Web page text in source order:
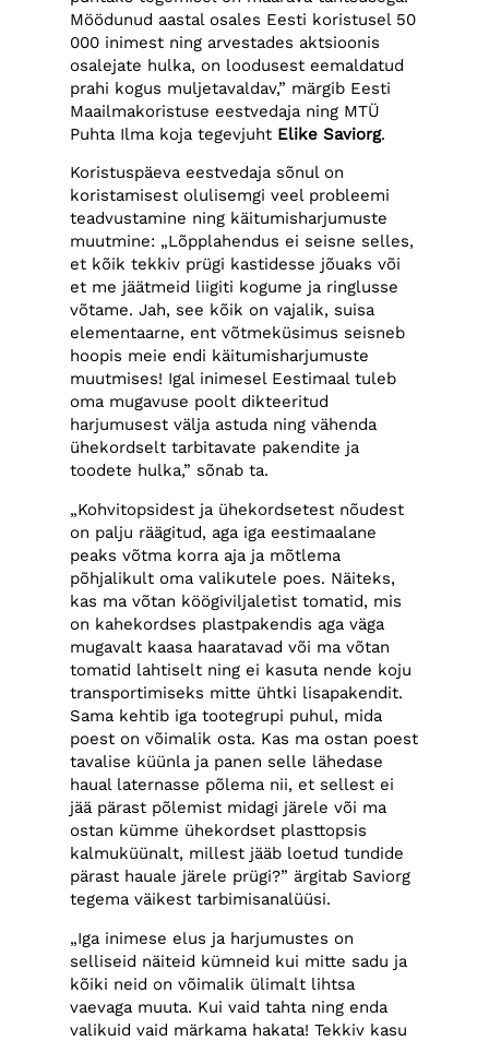
Möödunud aastal osales Eesti koristusel 50
000 inimest ning arvestades aktsioonis
osalejate hulka, on loodusest eemaldatud
prahi kogus muljetavaldav,” märgib Eesti
Maailmakoristuse eestvedaja ning MTÜ
Puhta Ilma koja tegevjuht Elike Saviorg.
Koristuspäeva eestvedaja sõnul on
koristamisest olulisemgi veel probleemi
teadvustamine ning käitumisharjumuste
muutmine: „Lõpplahendus ei seisne selles,
et kõik tekkiv prügi kastidesse jõuaks või
et me jäätmeid liigiti kogume ja ringlusse
võtame. Jah, see kõik on vajalik, suisa
elementaarne, ent võtmeküsimus seisneb
hoopis meie endi käitumisharjumuste
muutmises! Igal inimesel Eestimaal tuleb
oma mugavuse poolt dikteeritud
harjumusest välja astuda ning vähenda
ühekordselt tarbitavate pakendite ja
toodete hulka,” sõnab ta.
„Kohvitopsidest ja ühekordsetest nõudest
on palju räägitud, aga iga eestimaalane
peaks võtma korra aja ja mõtlema
põhjalikult oma valikutele poes. Näiteks,
kas ma võtan köögiviljaletist tomatid, mis
on kahekordses plastpakendis aga väga
mugavalt kaasa haaratavad või ma võtan
tomatid lahtiselt ning ei kasuta nende koju
transportimiseks mitte ühtki lisapakendit.
Sama kehtib iga tootegrupi puhul, mida
poest on võimalik osta. Kas ma ostan poest
tavalise küünla ja panen selle lähedase
haual laternasse põlema nii, et sellest ei
jää pärast põlemist midagi järele või ma
ostan kümme ühekordset plasttopsis
kalmuküünalt, millest jääb loetud tundide
pärast hauale järele prügi?” ärgitab Saviorg
tegema väikest tarbimisanalüüsi.
„Iga inimese elus ja harjumustes on
selliseid näiteid kümneid kui mitte sadu ja
kõiki neid on võimalik ülimalt lihtsa
vaevaga muuta. Kui vaid tahta ning enda
valikuid vaid märkama hakata! Tekkiv kasu